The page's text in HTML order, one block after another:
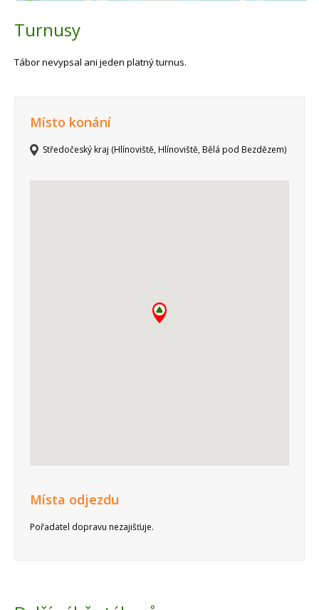
Turnusy
Tábor nevypsal ani jeden platný turnus.
Místo konání
Středočeský kraj (Hlínoviště, Hlínoviště, Bělá pod Bezdězem)
Místa odjezdu
Pořadatel dopravu nezajišťuje.